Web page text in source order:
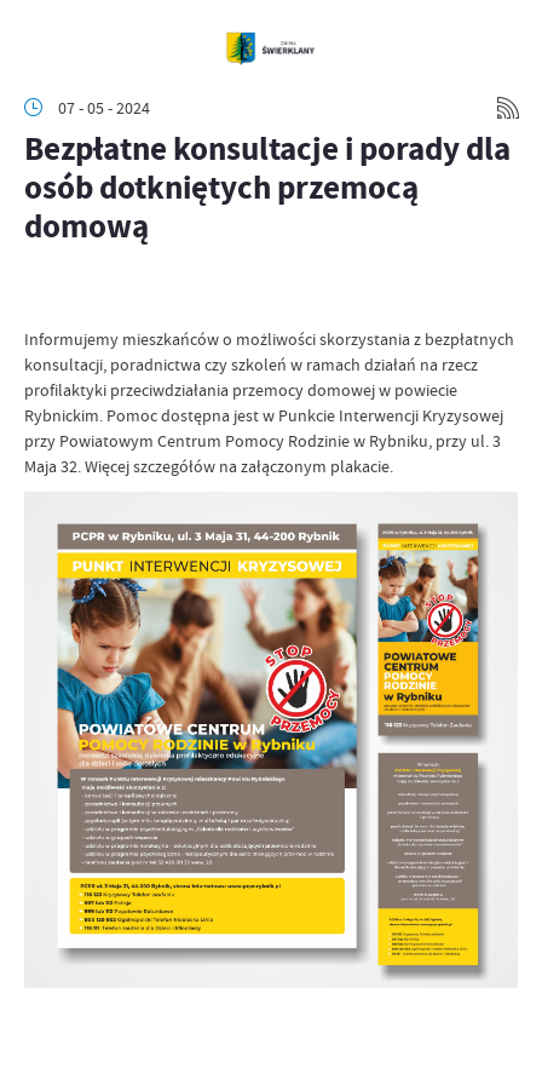
07 - 05 - 2024
Bezpłatne konsultacje i porady dla
osób dotkniętych przemocą
domową
Informujemy mieszkańców o możliwości skorzystania z bezpłatnych
konsultacji, poradnictwa czy szkoleń w ramach działań na rzecz
profilaktyki przeciwdziałania przemocy domowej w powiecie
Rybnickim. Pomoc dostępna jest w Punkcie Interwencji Kryzysowej
przy Powiatowym Centrum Pomocy Rodzinie w Rybniku, przy ul. 3
Maja 32. Więcej szczegółów na załączonym plakacie.